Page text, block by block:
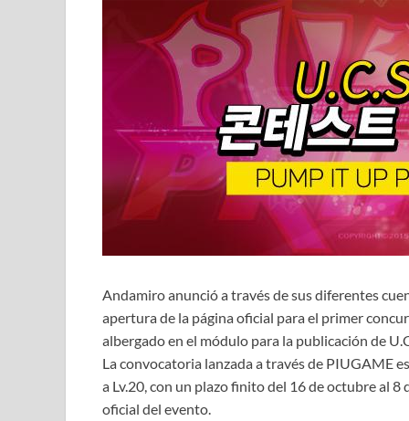
Andamiro anunció a través de sus diferentes
apertura de la página oficial para el primer
albergado en el módulo para la publicación de
La convocatoria lanzada a través de PIUGAME
a Lv.20, con un plazo finito del 16 de octubre al
oficial del evento.